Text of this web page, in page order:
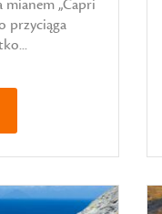
mianem „Capri
przyciąga